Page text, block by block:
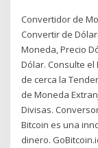
Convertidor de
Convertir de
Moneda, Precio
Dólar. Consulte el
de cerca la
de Moneda
Divisas.
Bitcoin es una
dinero.